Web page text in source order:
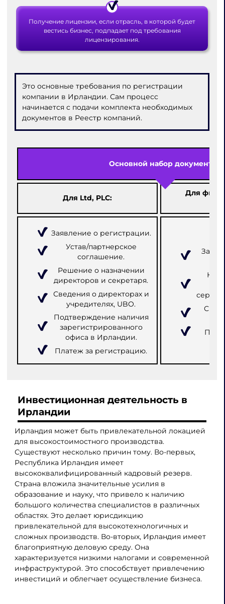
Получение лицензии, если отрасль, в которой будет
вестись бизнес, подпадает под требования
лицензирования.
Это основные требования по регистрации
компании в Ирландии. Сам процесс
начинается с подачи комплекта необходимых
документов в Реестр компаний.
Основной набор документов
Для Ltd, PLC:
Для
Заявление о регистрации.
Устав/партнерское
соглашение.
Решение о назначении
директоров и секретаря.
Сведения о директорах и
учредителях, UBO.
Подтверждение наличия
зарегистрированного
офиса в Ирландии.
Платеж за регистрацию.
Инвестиционная деятельность в
Ирландии
Ирландия может быть привлекательной локацией
для высокостоимостного производства.
Существуют несколько причин тому. Во-первых,
Республика Ирландия имеет
высококвалифицированный кадровый резерв.
Страна вложила значительные усилия в
образование и науку, что привело к наличию
большого количества специалистов в различных
областях. Это делает юрисдикцию
привлекательной для высокотехнологичных и
сложных производств. Во-вторых, Ирландия имеет
благоприятную деловую среду. Она
характеризуется низкими налогами и современной
инфраструктурой. Это способствует привлечению
инвестиций и облегчает осуществление бизнеса.